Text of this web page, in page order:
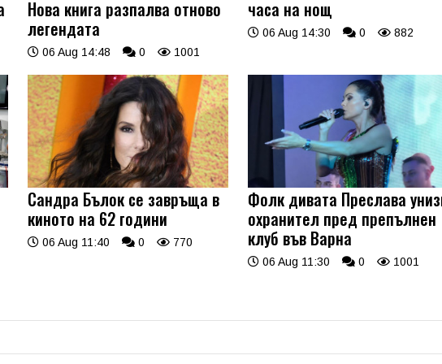
Нова книга разпалва отново
легендата
06 Aug 14:48 0 1001
часа на нощ
06 Aug 14:30 0 882
Сандра Бълок се завръща в
киното на 62 години
06 Aug 11:40 0 770
Фолк дивата Преслава
охранител пред препълнен
клуб във Варна
06 Aug 11:30 0 1001